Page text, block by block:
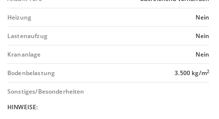
Heizung Nein
Lastenaufzug Nein
Krananlage Nein
Bodenbelastung 3.500 kg/m2
Sonstiges/Besonderheiten
HINWEISE: